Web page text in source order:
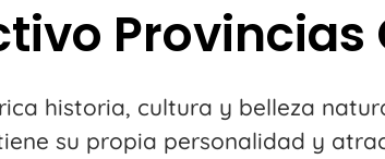
Provincias
historia, cultura y belleza
su propia personalidad y